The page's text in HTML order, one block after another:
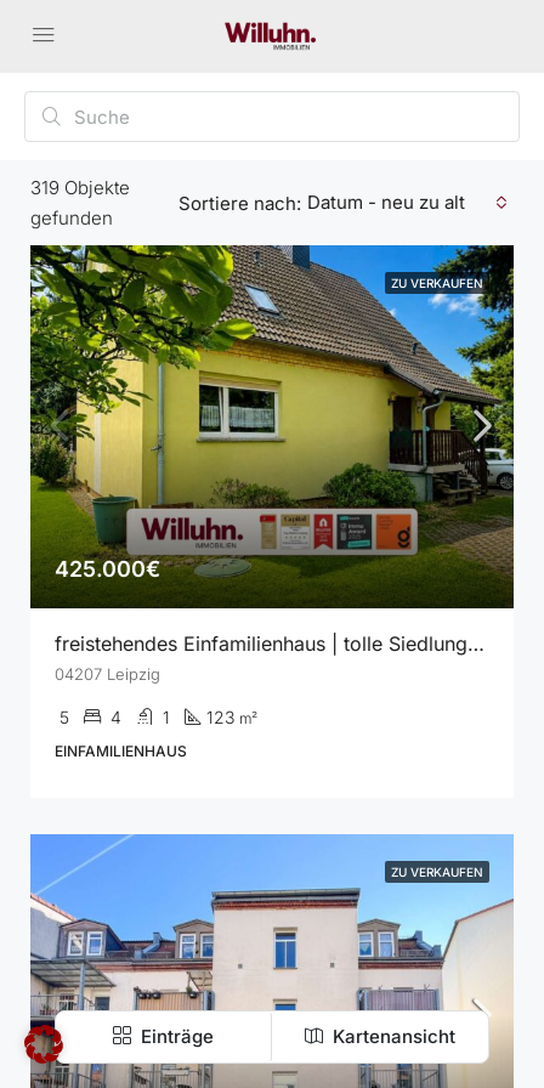
319 Objekte
gefunden
Sortiere nach: Datum - neu zu alt
ZU VERKAUFEN
425.000€
freistehendes Einfamilienhaus | tolle Siedlungslage | idyllischer Garten | Tageslichtbad | Garage
04207 Leipzig
5 4 1 123 m²
EINFAMILIENHAUS
ZU VERKAUFEN
Einträge Kartenansicht